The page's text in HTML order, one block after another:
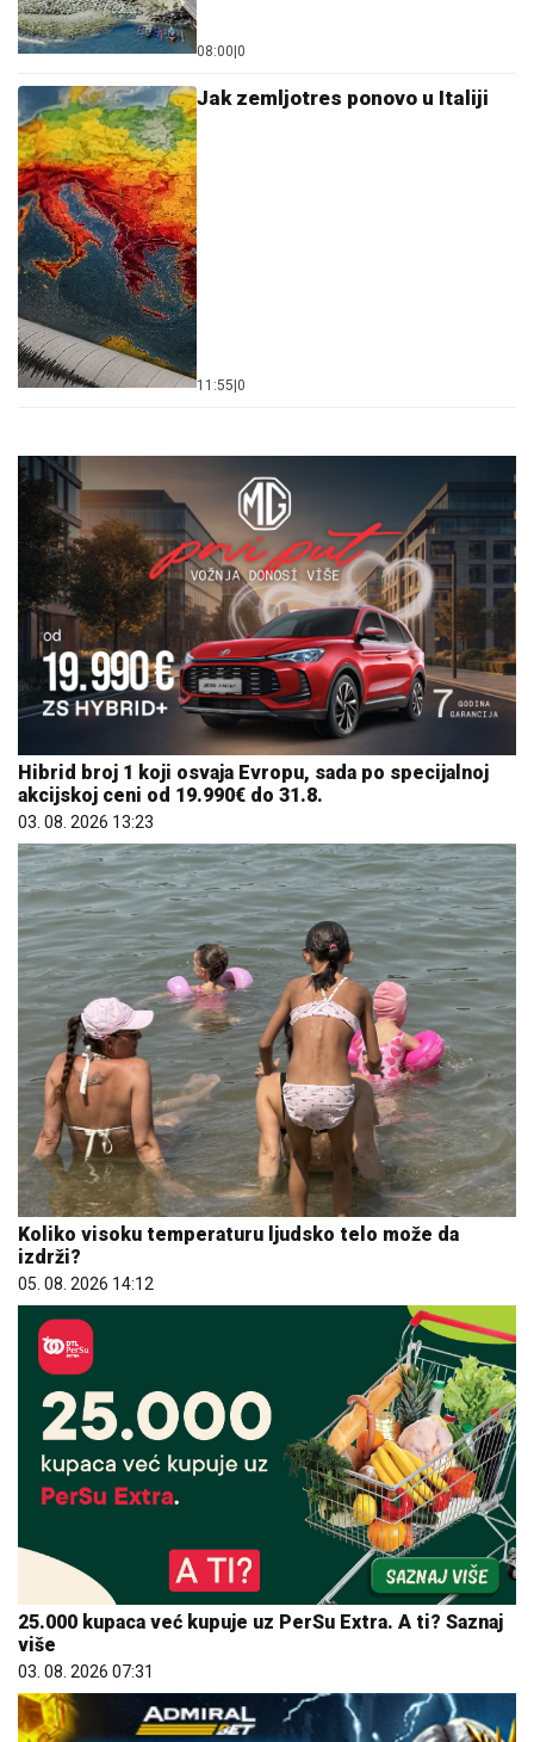
08:00 0
Jak zemljotres ponovo u Italiji
11:55 0
Hibrid broj 1 koji osvaja Evropu, sada po specijalnoj
akcijskoj ceni od 19.990€ do 31.8.
03. 08. 2026 13:23
Koliko visoku temperaturu ljudsko telo može da
izdrži?
05. 08. 2026 14:12
25.000 kupaca već kupuje uz PerSu Extra. A ti? Saznaj
više
03. 08. 2026 07:31